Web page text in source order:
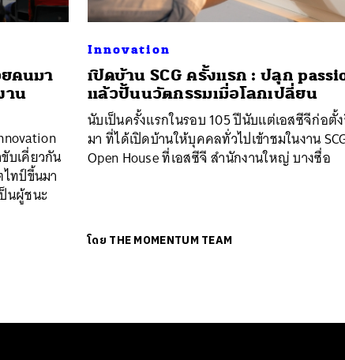
คนมา
าน
บเคี่ยวกัน
ไทป์ขึ้นมา
นผู้ชนะ
Innovation
เปิดบ้าน SCG ครั้งแรก : ปลุก
แล้วปั้นนวัตกรรมเมื่อโลกเปลี่ยน
นับเป็นครั้งแรกในรอบ 105 ปีนับแต่เอสซีจีก่อตั้
มา ที่ได้เปิดบ้านให้บุคคลทั่วไปเข้าชมในงาน
Open House ที่เอสซีจี สำนักงานใหญ่ บางซื่อ
โดย THE MOMENTUM TEAM
SHARE TWEET LINE EMAIL